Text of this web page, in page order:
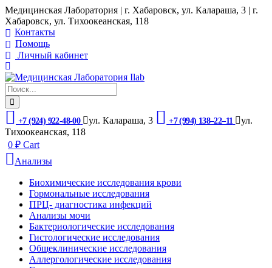
Медицинская Лаборатория | г. Хабаровск, ул. Калараша, 3 | г.
Хабаровск, ул. ​Тихоокеанская, 118
Контакты
Помощь
Личный кабинет
+7 (924) 922-48-00 ул. ​Калараша, 3 +7 (994) 138‒22‒11
ул. ​
Тихоокеанская, 118
0 ₽ Cart
Анализы
Биохимические исследования крови
Гормональные исследования
ПРЦ- диагностика инфекций
Анализы мочи
Бактериологические исследования
Гистологические исследования
Общеклинические исследования
Аллергологические исследования